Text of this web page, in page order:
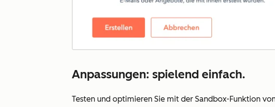
Anpassungen: spielend einfach.
Testen und optimieren Sie mit der Sandbox-Funktion